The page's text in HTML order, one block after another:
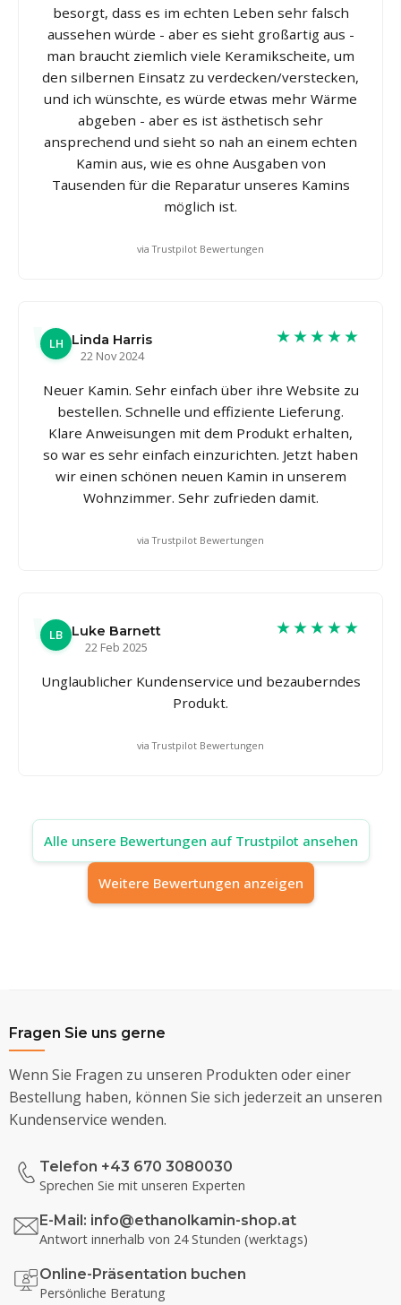
besorgt, dass es im echten Leben sehr falsch
aussehen würde - aber es sieht großartig aus -
man braucht ziemlich viele Keramikscheite, um
den silbernen Einsatz zu verdecken/verstecken,
und ich wünschte, es würde etwas mehr Wärme
abgeben - aber es ist ästhetisch sehr
ansprechend und sieht so nah an einem echten
Kamin aus, wie es ohne Ausgaben von
Tausenden für die Reparatur unseres Kamins
möglich ist.
via Trustpilot Bewertungen
LH
Linda Harris
22 Nov 2024
★★★★★
Neuer Kamin. Sehr einfach über ihre Website zu
bestellen. Schnelle und effiziente Lieferung.
Klare Anweisungen mit dem Produkt erhalten,
so war es sehr einfach einzurichten. Jetzt haben
wir einen schönen neuen Kamin in unserem
Wohnzimmer. Sehr zufrieden damit.
via Trustpilot Bewertungen
LB
Luke Barnett
22 Feb 2025
★★★★★
Unglaublicher Kundenservice und bezauberndes
Produkt.
via Trustpilot Bewertungen
Alle unsere Bewertungen auf Trustpilot ansehen
Weitere Bewertungen anzeigen
Fragen Sie uns gerne
Wenn Sie Fragen zu unseren Produkten oder einer
Bestellung haben, können Sie sich jederzeit an unseren
Kundenservice wenden.
Telefon +43 670 3080030
Sprechen Sie mit unseren Experten
E-Mail: info@ethanolkamin-shop.at
Antwort innerhalb von 24 Stunden (werktags)
Online-Präsentation buchen
Persönliche Beratung